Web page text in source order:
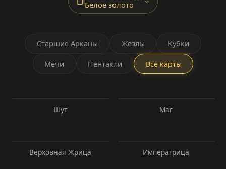
Белое золото
Старшие Арканы Жезлы Кубки
Мечи Пентакли Все карты
Шут Маг
Верховная Жрица Императрица